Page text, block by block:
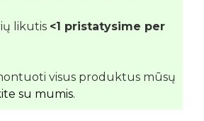
likutis <1 pristatysime per
visus produktus mūsų
su mumis.